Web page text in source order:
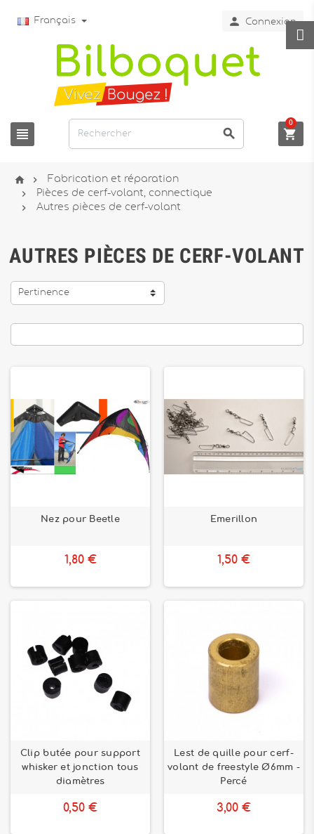
Français  Connexion
  
0
  Fabrication et réparation
 Pièces de cerf-volant, connectique
 Autres pièces de cerf-volant
AUTRES PIÈCES DE CERF-VOLANT
Pertinence
Nez pour Beetle
1,80 €
Emerillon
1,50 €
Clip butée pour support
whisker et jonction tous
diamètres
0,50 €
Lest de quille pour cerf-
volant de freestyle Ø6mm -
Percé
3,00 €